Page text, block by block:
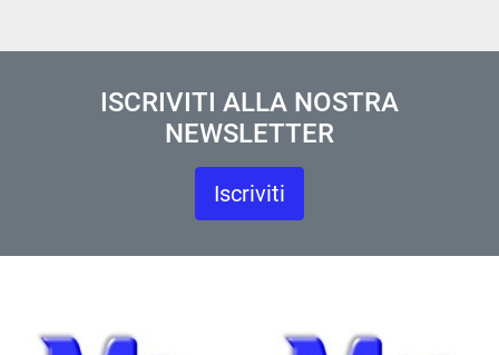
ISCRIVITI ALLA NOSTRA
NEWSLETTER
Iscriviti